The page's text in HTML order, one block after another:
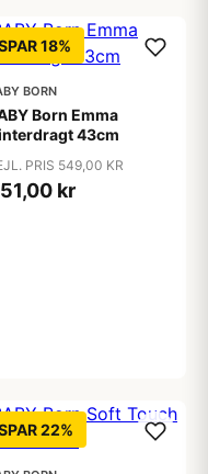
18%
BORN
Born Emma
43cm
PRIS 549,00 KR
kr
22%